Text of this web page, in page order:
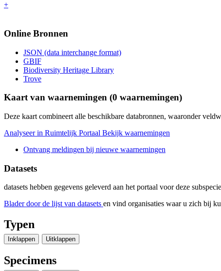
+
Online Bronnen
JSON (data interchange format)
GBIF
Biodiversity Heritage Library
Trove
Kaart van waarnemingen (0 waarnemingen)
Deze kaart combineert alle beschikbare databronnen, waaronder
Analyseer in Ruimtelijk Portaal Bekijk waarnemingen
Ontvang meldingen bij nieuwe waarnemingen
Datasets
datasets hebben gegevens geleverd aan het portaal voor deze
Blader door de lijst van datasets en vind organisaties waar u zich bij
Typen
Inklappen Uitklappen
Specimens